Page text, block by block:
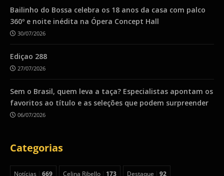
Bailinho do Bossa celebra os 18 anos da casa com palco
360º e noite inédita na Ópera Concept Hall
30/07/2026
Ediçao 288
27/07/2026
Sem o Brasil, quem leva a taça? Especialistas apontam os
favoritos ao título e as seleções que podem surpreender
06/07/2026
Categorias
Notícias 669 Celina Ribello 173 Destaque 92